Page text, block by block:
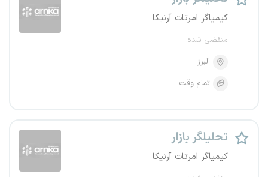
کیمیاگر امرتات آرنیکا
منقضی شده
البرز
تمام وقت
تحلیلگر بازار
کیمیاگر امرتات آرنیکا